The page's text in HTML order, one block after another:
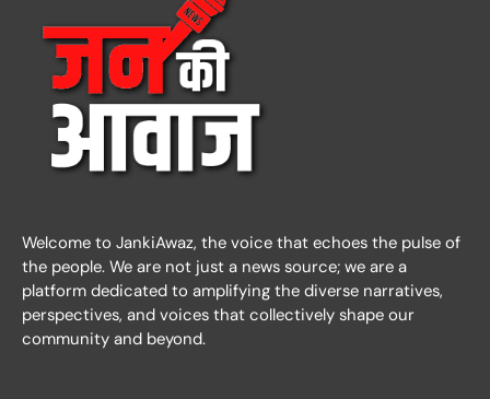
Welcome to JankiAwaz, the voice that echoes the pulse of
the people. We are not just a news source; we are a
platform dedicated to amplifying the diverse narratives,
perspectives, and voices that collectively shape our
community and beyond.